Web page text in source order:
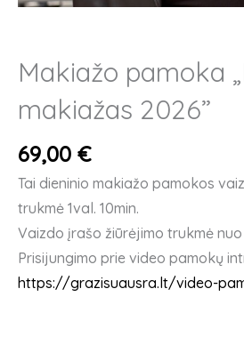
Makiažo pamoka
makiažas 2026”
69,00 €
Tai dieninio makiažo pamokos
trukmė 1val. 10min.
Vaizdo įrašo žiūrėjimo trukmė
Prisijungimo prie video pamokų
https://grazisuausra.lt/video-